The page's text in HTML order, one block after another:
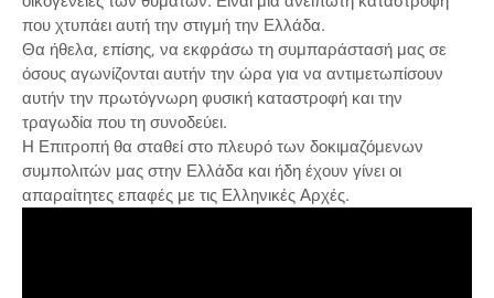
που χτυπάει αυτή την στιγμή την Ελλάδα.
Θα ήθελα, επίσης, να εκφράσω τη συμπαράστασή μας σε
όσους αγωνίζονται αυτήν την ώρα για να αντιμετωπίσουν
αυτήν την πρωτόγνωρη φυσική καταστροφή και την
τραγωδία που τη συνοδεύει.
Η Επιτροπή θα σταθεί στο πλευρό των δοκιμαζόμενων
συμπολιτών μας στην Ελλάδα και ήδη έχουν γίνει οι
απαραίτητες επαφές με τις Ελληνικές Αρχές.